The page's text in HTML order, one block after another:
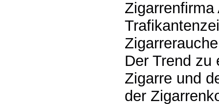
Der Trend zu
Zigarre und
der